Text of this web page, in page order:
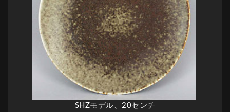
SHZモデル、20センチ